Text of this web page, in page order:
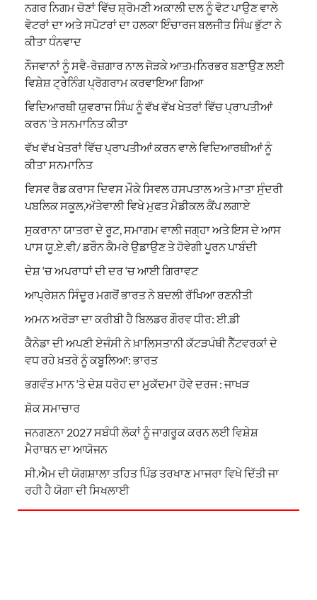
ਨਗਰ ਨਿਗਮ ਚੋਣਾਂ ਵਿੱਚ ਸ਼੍ਰੋਮਣੀ ਅਕਾਲੀ ਦਲ ਨੂੰ ਵੋਟ ਪਾਉਣ ਵਾਲੇ
ਵੋਟਰਾਂ ਦਾ ਅਤੇ ਸਪੋਟਰਾਂ ਦਾ ਹਲਕਾ ਇੰਚਾਰਜ ਬਲਜੀਤ ਸਿੰਘ ਭੁੱਟਾ ਨੇ
ਕੀਤਾ ਧੰਨਵਾਦ
ਨੌਜਵਾਨਾਂ ਨੂੰ ਸਵੈ-ਰੋਜ਼ਗਾਰ ਨਾਲ ਜੋੜਕੇ ਆਤਮਨਿਰਭਰ ਬਣਾਉਣ ਲਈ
ਵਿਸ਼ੇਸ਼ ਟ੍ਰੇਨਿੰਗ ਪ੍ਰੋਗਰਾਮ ਕਰਵਾਇਆ ਗਿਆ
ਵਿਦਿਆਰਥੀ ਯੁਵਰਾਜ ਸਿੰਘ ਨੂੰ ਵੱਖ ਵੱਖ ਖੇਤਰਾਂ ਵਿੱਚ ਪ੍ਰਾਪਤੀਆਂ
ਕਰਨ ‘ਤੇ ਸਨਮਾਨਿਤ ਕੀਤਾ
ਵੱਖ ਵੱਖ ਖੇਤਰਾਂ ਵਿੱਚ ਪ੍ਰਾਪਤੀਆਂ ਕਰਨ ਵਾਲੇ ਵਿਦਿਆਰਥੀਆਂ ਨੂੰ
ਕੀਤਾ ਸਨਮਾਨਿਤ
ਵਿਸਵ ਰੈਡ ਕਰਾਸ ਦਿਵਸ ਮੌਕੇ ਸਿਵਲ ਹਸਪਤਾਲ ਅਤੇ ਮਾਤਾ ਸੁੰਦਰੀ
ਪਬਲਿਕ ਸਕੂਲ,ਅੱਤੇਵਾਲੀ ਵਿਖੇ ਮੁਫਤ ਮੈਡੀਕਲ ਕੈਂਪ ਲਗਾਏ
ਸੁਕਰਾਨਾ ਯਾਤਰਾ ਦੇ ਰੂਟ, ਸਮਾਗਮ ਵਾਲੀ ਜਗ੍ਹਾ ਅਤੇ ਇਸ ਦੇ ਆਸ
ਪਾਸ ਯੂ.ਏ.ਵੀ/ ਡਰੌਨ ਕੈਮਰੇ ਉਡਾਉਣ ਤੇ ਹੋਵੇਗੀ ਪੂਰਨ ਪਾਬੰਦੀ
ਦੇਸ਼ ‘ਚ ਅਪਰਾਧਾਂ ਦੀ ਦਰ ‘ਚ ਆਈ ਗਿਰਾਵਟ
ਆਪ੍ਰੇਸ਼ਨ ਸਿੰਦੂਰ ਮਗਰੋਂ ਭਾਰਤ ਨੇ ਬਦਲੀ ਰੱਖਿਆ ਰਣਨੀਤੀ
ਅਮਨ ਅਰੋੜਾ ਦਾ ਕਰੀਬੀ ਹੈ ਬਿਲਡਰ ਗੌਰਵ ਧੀਰ: ਈ.ਡੀ
ਕੈਨੇਡਾ ਦੀ ਅਪਣੀ ਏਜੰਸੀ ਨੇ ਖ਼ਾਲਿਸਤਾਨੀ ਕੱਟੜਪੰਥੀ ਨੈੱਟਵਰਕਾਂ ਦੇ
ਵਧ ਰਹੇ ਖ਼ਤਰੇ ਨੂੰ ਕਬੂਲਿਆ: ਭਾਰਤ
ਭਗਵੰਤ ਮਾਨ ‘ਤੇ ਦੇਸ਼ ਧਰੋਹ ਦਾ ਮੁਕੱਦਮਾ ਹੋਵੇ ਦਰਜ : ਜਾਖੜ
ਸ਼ੋਕ ਸਮਾਚਾਰ
ਜਨਗਣਨਾ 2027 ਸਬੰਧੀ ਲੋਕਾਂ ਨੂੰ ਜਾਗਰੂਕ ਕਰਨ ਲਈ ਵਿਸ਼ੇਸ਼
ਮੈਰਾਥਨ ਦਾ ਆਯੋਜਨ
ਸੀ.ਐਮ ਦੀ ਯੋਗਸ਼ਾਲਾ ਤਹਿਤ ਪਿੰਡ ਤਰਖਾਣ ਮਾਜਰਾ ਵਿਖੇ ਦਿੱਤੀ ਜਾ
ਰਹੀ ਹੈ ਯੋਗਾ ਦੀ ਸਿਖਲਾਈ